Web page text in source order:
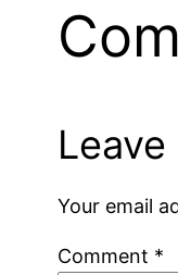
Your email
Comment *